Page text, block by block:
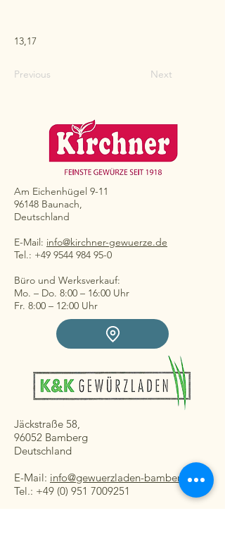
13,17
Previous Next
Am Eichenhügel 9-11
96148 Baunach,
Deutschland
E-Mail: info@kirchner-gewuerze.de
Tel.: +49 9544 984 95-0
Büro und Werksverkauf:
Mo. – Do. 8:00 – 16:00 Uhr
Fr. 8:00 – 12:00 Uhr
Jäckstraße 58,
96052 Bamberg
Deutschland
E-Mail: info@gewuerzladen-bamberg.de
Tel.: +49 (0) 951 7009251